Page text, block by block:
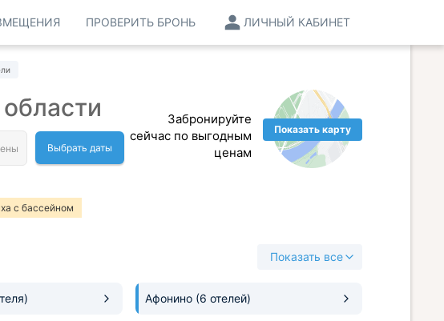
ЛИЧНЫЙ КАБИНЕТ
ПРОВЕРИТЬ БРОНЬ
Показать карту
Забронируйте
сейчас по выгодным
ценам
Выбрать даты
с бассейном
Показать все
Афонино (6 отелей)